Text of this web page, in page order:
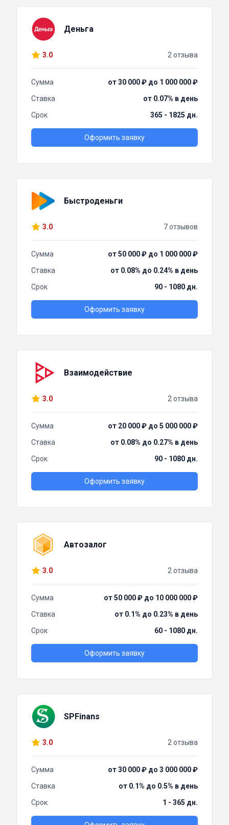
Деньга
3.0 2 отзыва
Сумма
от 30 000 ₽ до 1 000 000 ₽
Ставка
от 0.07% в день
Срок
365 - 1825 дн.
Оформить заявку
Быстроденьги
3.0 7 отзывов
Сумма
от 50 000 ₽ до 1 000 000 ₽
Ставка
от 0.08% до 0.24% в день
Срок
90 - 1080 дн.
Оформить заявку
Взаимодействие
3.0 2 отзыва
Сумма
от 20 000 ₽ до 5 000 000 ₽
Ставка
от 0.08% до 0.27% в день
Срок
90 - 1080 дн.
Оформить заявку
Автозалог
3.0 2 отзыва
Сумма
от 50 000 ₽ до 10 000 000 ₽
Ставка
от 0.1% до 0.23% в день
Срок
60 - 1080 дн.
Оформить заявку
SPFinans
3.0 2 отзыва
Сумма
от 30 000 ₽ до 3 000 000 ₽
Ставка
от 0.1% до 0.5% в день
Срок
1 - 365 дн.